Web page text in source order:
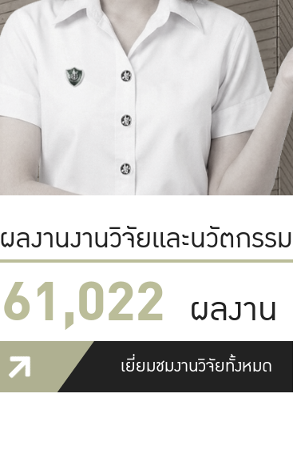
ผลงานงานวิจัยและนวัตกรรม
61,022 ผลงาน
เยี่ยมชมงานวิจัยทั้งหมด